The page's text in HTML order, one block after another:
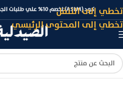
تخطي إلى التنقل
تخطي إلى المحتوى الرئيسي
كود (ASLM) لخصم 10% علي طلبات الجملة الأعلي من 7000 جنيه